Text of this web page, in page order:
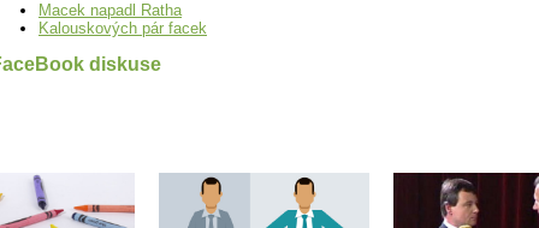
Macek napadl Ratha
Kalouskových pár facek
diskuse